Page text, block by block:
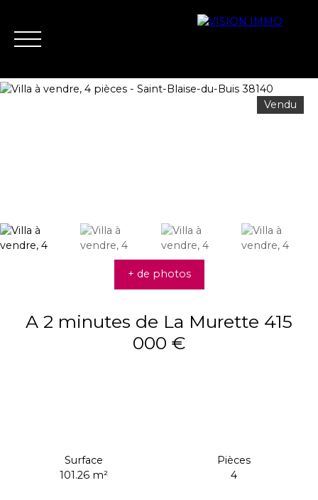
Nous contacter Estimation
Vendu
+ de photos
A 2 minutes de La Murette 415
000 €
Surface
101.26 m²
Pièces
4